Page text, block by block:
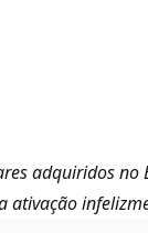
adquiridos